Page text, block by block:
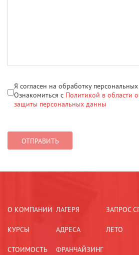
Я согласен на обработку
Ознакомиться с Политикой в области
защиты персональных данны
О КОМПАНИИ
КУРСЫ
СТОИМОСТЬ
ЛАГЕРЯ
АДРЕСА
ФРАНЧАЙЗИНГ
ЗАПРОС
ЛЕТО